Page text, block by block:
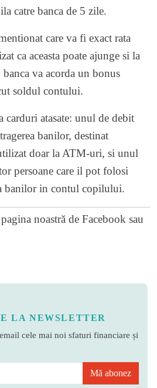
catre banca de 5 zile.
care va fi exact rata
ca aceasta poate ajunge si la
va acorda un bonus
soldul contului.
carduri atasate: unul de debit
banilor, destinat
doar la ATM-uri, si unul
persoane care il pot folosi
banilor in contul copilului.
pagina noastră de Facebook sau
LA NEWSLETTER
cele mai noi sfaturi financiare și
Mă abonez